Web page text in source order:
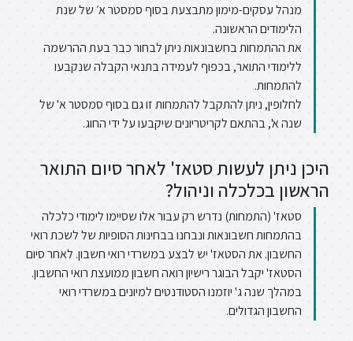
מנהל עסקים-מימון מתבצעת בסוף סמסטר א׳ של שנת
הלימודים הראשונה.
את ההתמחות בחשבונאות ניתן לבחור כבר בעת ההרשמה
ללימודי התואר, בכפוף לעמידה בתנאי הקבלה שנקבעו
להתמחות.
לחלופין, ניתן להתקבל להתמחות זו גם בסוף סמסטר א' של
שנה א', בהתאם לקריטריונים שיקבעו על ידי החוג.
היכן ניתן לעשות סטאז' לאחר סיום התואר
הראשון בכלכלה וניהול?
סטאז' (התמחות) נדרש רק עבור אלו שסיימו לימודי כלכלה
בהתמחות חשבונאות ונבחנו בבחינות הסופיות של לשכת רואי
החשבון. את הסטאז' יש לבצע במשרדי רואי חשבון. לאחר סיום
הסטאז' יקבל הבוגר רישיון רואה חשבון ממועצת רואי החשבון.
במהלך שנה ג' יוזמנו הסטודנטים למיונים במשרדי רואי
החשבון הגדולים.